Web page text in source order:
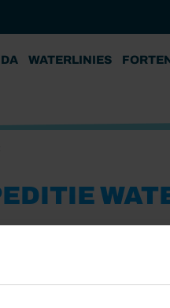
WATERLINIES